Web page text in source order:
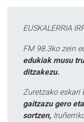
EUSKALERRIA
FM 98.3ko zein
edukiak musu
ditzakezu.
Zuretzako eskari
gaitzazu gero
sortzen,